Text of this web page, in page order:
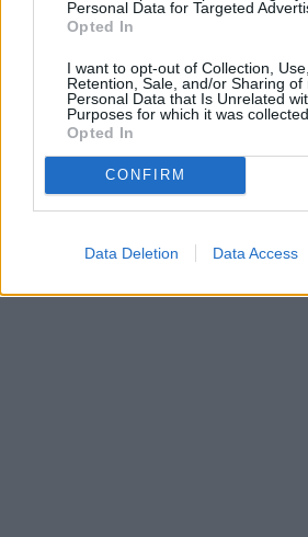
Personal Data for Targeted
Opted In
I want to opt-out of Collection, Use,
Retention, Sale, and/or Sharing of
Personal Data that Is Unrelated
Purposes for which it was collected.
Opted In
CONFIRM
Data Deletion Data Access